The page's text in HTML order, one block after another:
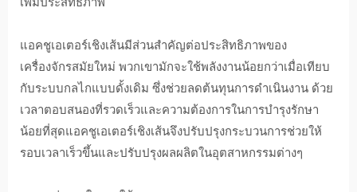
แอคชูเอเตอร์เชิงเส้นมีส่วนสําคัญต่อประสิทธิภาพของ
เครื่องจักรสมัยใหม่ พวกเขามักจะใช้พลังงานน้อยกว่าเมื่อเทียบ
กับระบบกลไกแบบดั้งเดิม ซึ่งช่วยลดต้นทุนการดําเนินงาน ด้วย
เวลาตอบสนองที่รวดเร็วและความต้องการในการบํารุงรักษา
น้อยที่สุดแอคชูเอเตอร์เชิงเส้นจึงปรับปรุงกระบวนการช่วยให้
รอบเวลาเร็วขึ้นและปรับปรุงผลผลิตในอุตสาหกรรมต่างๆ